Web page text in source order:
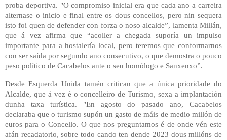
proba deportiva. "O compromiso inicial era que cada ano a carreira
alternase o inicio e final entre os dous concellos, pero nin sequera
isto foi quen de defender con forza o noso alcalde”, lamenta Millán,
que á vez afirma que “acoller a chegada suporía un impulso
importante para a hostalería local, pero teremos que conformarnos
con ser saída por segundo ano consecutivo, o que demostra o pouco
peso político de Cacabelos ante o seu homólogo e Sanxenxo”.
Desde Esquerda Unida tamén critican que a única prioridade do
Alcalde, que á vez é o concelleiro de Turismo, sexa a implantación
dunha taxa turística. "En agosto do pasado ano, Cacabelos
declaraba que o turismo supón un gasto de máis de medio millón de
euros para o Concello. O que nos preguntamos é de onde vén este
afán recadatorio, sobre todo cando ten dende 2023 dous millóns de